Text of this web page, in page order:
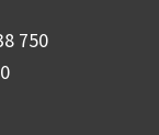
750